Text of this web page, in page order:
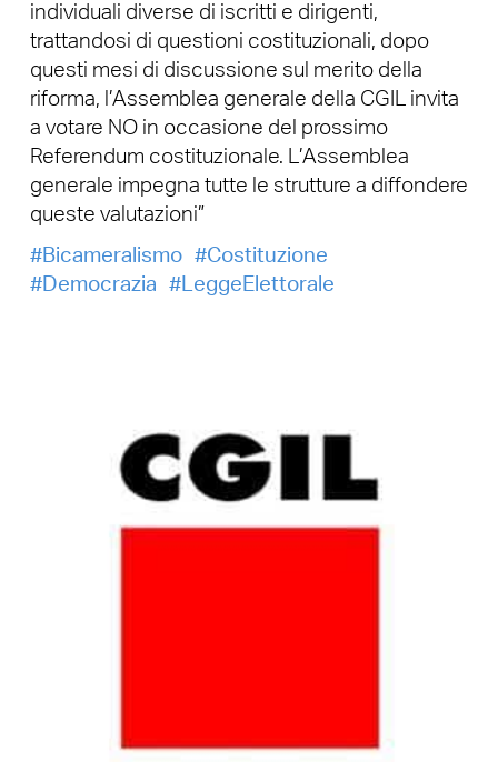
individuali diverse di iscritti e dirigenti,
trattandosi di questioni costituzionali, dopo
questi mesi di discussione sul merito della
riforma, l’Assemblea generale della CGIL invita
a votare NO in occasione del prossimo
Referendum costituzionale. L’Assemblea
generale impegna tutte le strutture a diffondere
queste valutazioni”
Bicameralismo
Costituzione
Democrazia
LeggeElettorale